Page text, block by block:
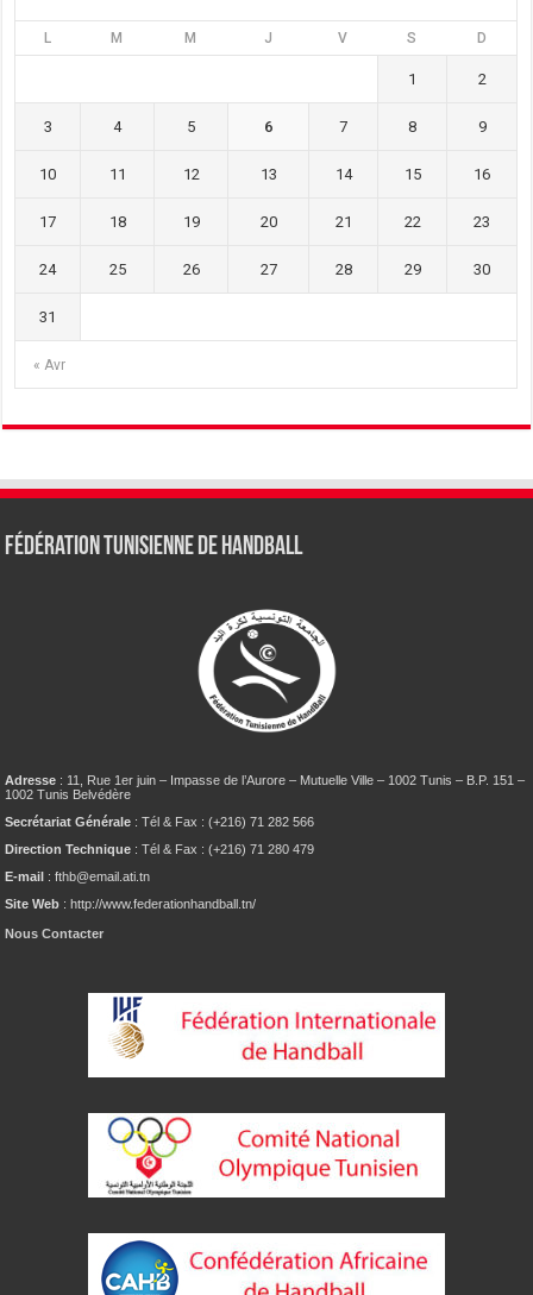
L M M J V S D
« Avr
1 2
3 4 5 6 7 8 9
10 11 12 13 14 15 16
17 18 19 20 21 22 23
24 25 26 27 28 29 30
31
Fédération tunisienne de Handball
Adresse : 11, Rue 1er juin – Impasse de l’Aurore – Mutuelle Ville – 1002 Tunis – B.P. 151 –
1002 Tunis Belvédère
Secrétariat Générale : Tél & Fax : (+216) 71 282 566
Direction Technique : Tél & Fax : (+216) 71 280 479
E-mail : fthb@email.ati.tn
Site Web : http://www.federationhandball.tn/
Nous Contacter